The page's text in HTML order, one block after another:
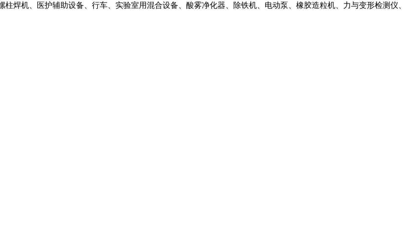
焊机、医护辅助设备、行车、实验室用混合设备、酸雾净化器、除铁机、电动泵、橡胶造粒机、力与变形检测仪、